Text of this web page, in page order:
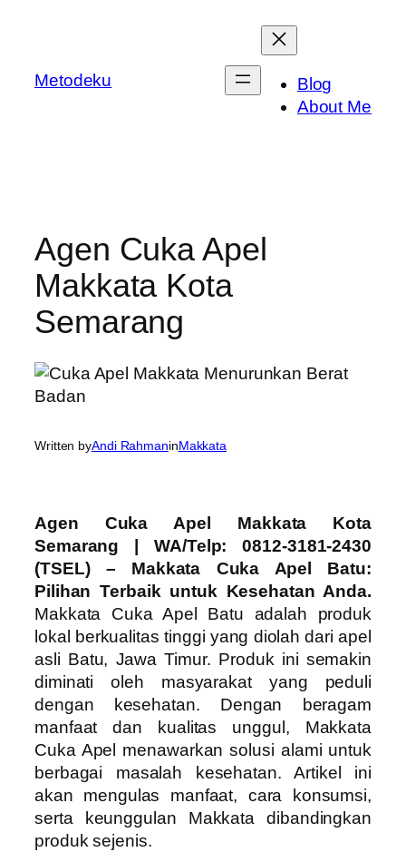
Metodeku
Blog
About Me
Agen Cuka Apel
Makkata Kota
Semarang
Written byAndi RahmaninMakkata
Agen Cuka Apel Makkata Kota
Semarang | WA/Telp: 0812-3181-2430
(TSEL) – Makkata Cuka Apel Batu:
Pilihan Terbaik untuk Kesehatan Anda.
Makkata Cuka Apel Batu adalah produk
lokal berkualitas tinggi yang diolah dari apel
asli Batu, Jawa Timur. Produk ini semakin
diminati oleh masyarakat yang peduli
dengan kesehatan. Dengan beragam
manfaat dan kualitas unggul, Makkata
Cuka Apel menawarkan solusi alami untuk
berbagai masalah kesehatan. Artikel ini
akan mengulas manfaat, cara konsumsi,
serta keunggulan Makkata dibandingkan
produk sejenis.